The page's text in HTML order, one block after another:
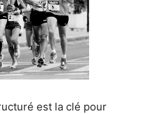
est la clé pour